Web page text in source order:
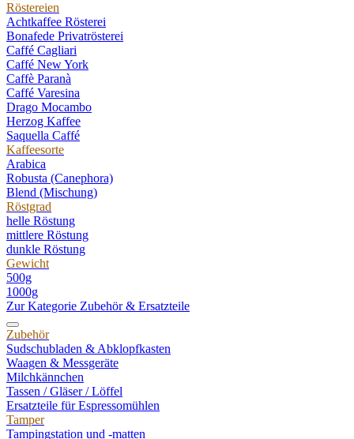
Röstereien
Achtkaffee Rösterei
Bonafede Privatrösterei
Caffé Cagliari
Caffé New York
Caffè Paranà
Caffé Varesina
Drago Mocambo
Herzog Kaffee
Saquella Caffé
Kaffeesorte
Arabica
Robusta (Canephora)
Blend (Mischung)
Röstgrad
helle Röstung
mittlere Röstung
dunkle Röstung
Gewicht
500g
1000g
Zur Kategorie Zubehör & Ersatzteile
Zubehör
Sudschubladen & Abklopfkasten
Waagen & Messgeräte
Milchkännchen
Tassen / Gläser / Löffel
Ersatzteile für Espressomühlen
Tamper
Tampingstation und -matten